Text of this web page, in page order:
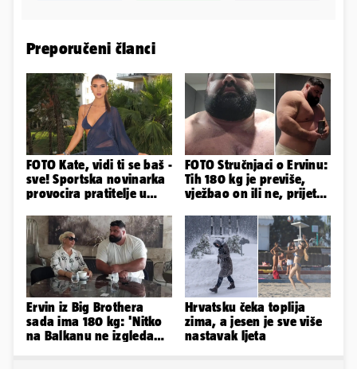
Preporučeni članci
FOTO Kate, vidi ti se baš -
sve! Sportska novinarka
provocira pratitelje u
FOTO Stručnjaci o Ervinu:
Tih 180 kg je previše,
vježbao on ili ne, prijete
Ervin iz Big Brothera
sada ima 180 kg: 'Nitko
na Balkanu ne izgleda
Hrvatsku čeka toplija
zima, a jesen je sve više
nastavak ljeta